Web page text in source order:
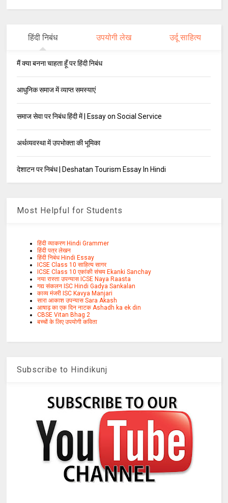
हिंदी निबंध उपयोगी लेख उर्दू साहित्य
मैं क्या बनना चाहता हूँ पर हिंदी निबंध
आधुनिक समाज में व्याप्त समस्याएं
समाज सेवा पर निबंध हिंदी में | Essay on Social Service
अर्थव्यवस्था में उपभोक्ता की भूमिका
देशाटन पर निबंध | Deshatan Tourism Essay In Hindi
Most Helpful for Students
हिंदी व्याकरण Hindi Grammer
हिंदी पत्र लेखन
हिंदी निबंध Hindi Essay
ICSE Class 10 साहित्य सागर
ICSE Class 10 एकांकी संचय Ekanki Sanchay
नया रास्ता उपन्यास ICSE Naya Raasta
गद्य संकलन ISC Hindi Gadya Sankalan
काव्य मंजरी ISC Kavya Manjari
सारा आकाश उपन्यास Sara Akash
आषाढ़ का एक दिन नाटक Ashadh ka ek din
CBSE Vitan Bhag 2
बच्चों के लिए उपयोगी कविता
Subscribe to Hindikunj